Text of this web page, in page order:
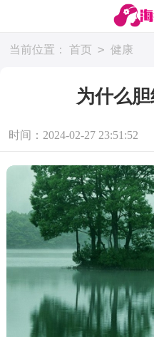
当前位置： 首页 > 健康
为什么
时间：2024-02-27 23:51:52